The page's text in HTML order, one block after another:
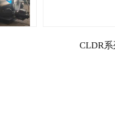
CLDR